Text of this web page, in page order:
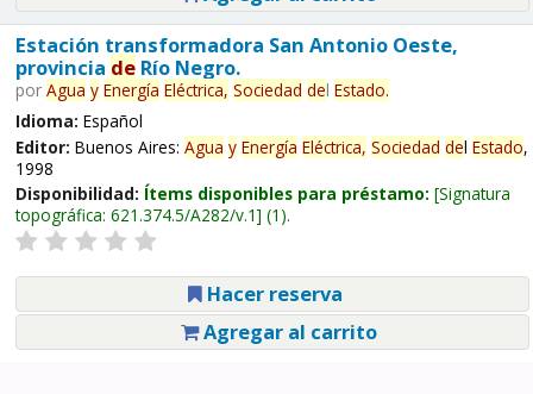
Estación transformadora San Antonio Oeste,
provincia deRío Negro.
por Agua y Energía Eléctrica, Sociedad del Estado.
Idioma: Español
Editor: Buenos Aires: Agua y Energía Eléctrica, Sociedad del Estado,
1998
Disponibilidad: Ítems disponibles para préstamo: Signatura
topográfica: 621.374.5/A282/v.1 (1).
Hacer reserva
Agregar al carrito